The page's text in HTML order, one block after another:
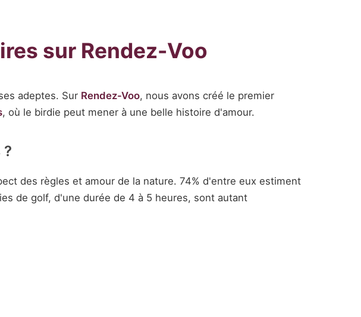
sur Rendez-Voo
adeptes. Sur Rendez-Voo, nous avons créé le premier
, où le birdie peut mener à une belle histoire d'amour.
des règles et amour de la nature. 74% d'entre eux estiment
de golf, d'une durée de 4 à 5 heures, sont autant